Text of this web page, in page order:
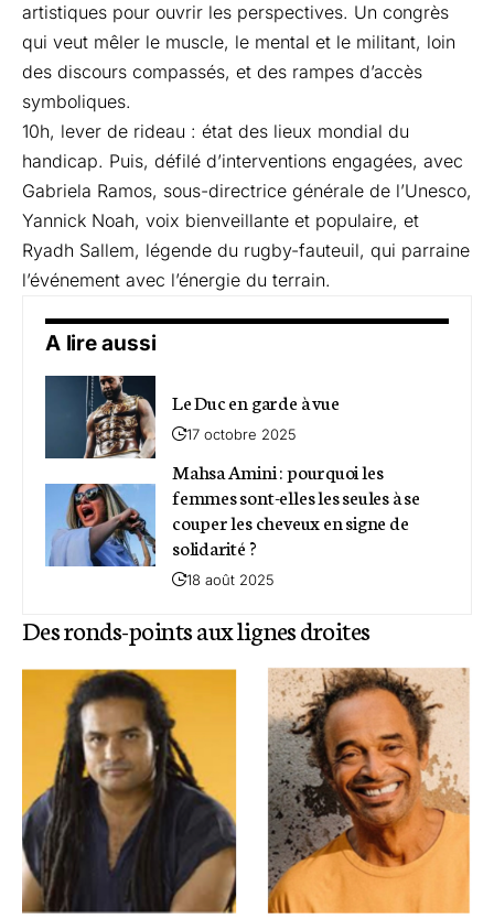
artistiques pour ouvrir les perspectives. Un congrès
qui veut mêler le muscle, le mental et le militant, loin
des discours compassés, et des rampes d’accès
symboliques.
10h, lever de rideau : état des lieux mondial du
handicap. Puis, défilé d’interventions engagées, avec
Gabriela Ramos, sous-directrice générale de l’Unesco,
Yannick Noah, voix bienveillante et populaire, et
Ryadh Sallem, légende du rugby-fauteuil, qui parraine
l’événement avec l’énergie du terrain.
A lire aussi
Le Duc en garde à vue
17 octobre 2025
Mahsa Amini : pourquoi les
femmes sont-elles les seules à se
couper les cheveux en signe de
solidarité ?
18 août 2025
Des ronds-points aux lignes droites